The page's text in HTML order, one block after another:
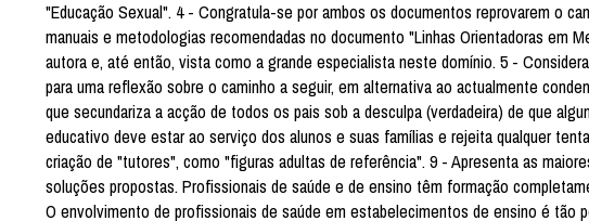
"Educação Sexual". 4 - Congratula-se por ambos os documentos reprovarem o
manuais e metodologias recomendadas no documento "Linhas Orientadoras em
autora e, até então, vista como a grande especialista neste domínio. 5 -
para uma reflexão sobre o caminho a seguir, em alternativa ao actualmente
que secundariza a acção de todos os pais sob a desculpa (verdadeira) de que
educativo deve estar ao serviço dos alunos e suas famílias e rejeita qualquer
criação de "tutores", como "figuras adultas de referência". 9 - Apresenta as
soluções propostas. Profissionais de saúde e de ensino têm formação
O envolvimento de profissionais de saúde em estabelecimentos de ensino é tão